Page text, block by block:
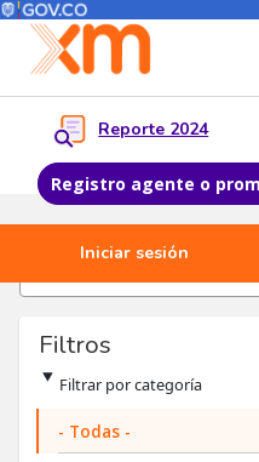
Pasar al contenido principal
Menú del Usuario
Reporte 2024
Registro agente o
Iniciar sesión
Buscar palabra clave
Filtros
Filtrar por categoría
- Todas -